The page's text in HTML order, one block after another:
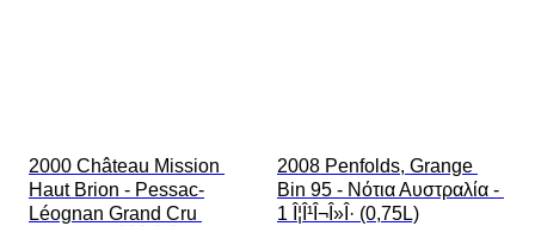
2000 Château Mission
Haut Brion - Pessac-
Léognan Grand Cru
2008 Penfolds, Grange
Bin 95 - Νότια Αυστραλία -
1 Î¦Î¹Î¬Î»Î· (0,75L)